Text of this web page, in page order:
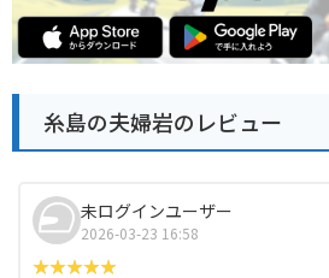
糸島の夫婦岩のレビュー
未ログインユーザー
2026-03-23 16:58